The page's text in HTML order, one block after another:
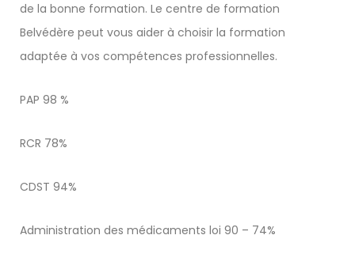
de la bonne formation. Le centre de formation
Belvédère peut vous aider à choisir la formation
adaptée à vos compétences professionnelles.
PAP 98 %
RCR 78%
CDST 94%
Administration des médicaments loi 90 – 74%